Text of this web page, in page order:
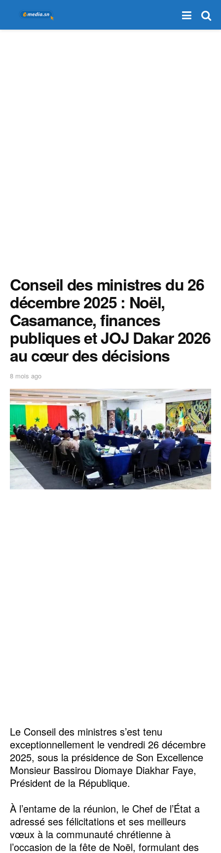
Conseil des ministres du 26
décembre 2025 : Noël,
Casamance, finances
publiques et JOJ Dakar 2026
au cœur des décisions
8 mois ago
Le Conseil des ministres s’est tenu
exceptionnellement le vendredi 26 décembre
2025, sous la présidence de Son Excellence
Monsieur Bassirou Diomaye Diakhar Faye,
Président de la République.
À l’entame de la réunion, le Chef de l’État a
adressé ses félicitations et ses meilleurs
vœux à la communauté chrétienne à
l’occasion de la fête de Noël, formulant des